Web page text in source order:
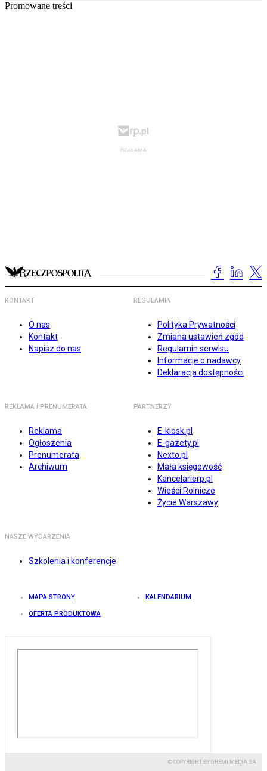
Promowane treści
KONTAKT
O nas
Kontakt
Napisz do nas
REGULAMIN
Polityka Prywatności
Zmiana ustawień zgód
Regulamin serwisu
Informacje o nadawcy
Deklaracja dostępności
REKLAMA I PRENUMERATA
Reklama
Ogłoszenia
Prenumerata
Archiwum
PARTNERZY
E-kiosk.pl
E-gazety.pl
Nexto.pl
Mała księgowość
Kancelarierp.pl
Wieści Rolnicze
Życie Warszawy
NASZE WYDARZENIA
Szkolenia i konferencje
MAPA STRONY KALENDARIUM
OFERTA PRODUKTOWA
© COPYRIGHT BY GREMI MEDIA SA